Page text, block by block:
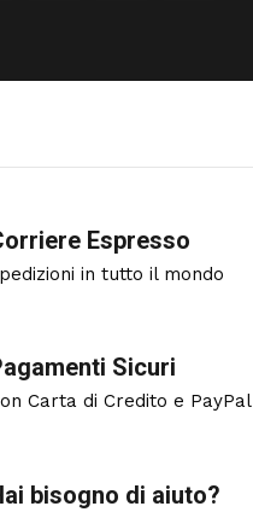
Espresso
in tutto il mondo
Sicuri
Carta di Credito e PayPal
bisogno di aiuto?